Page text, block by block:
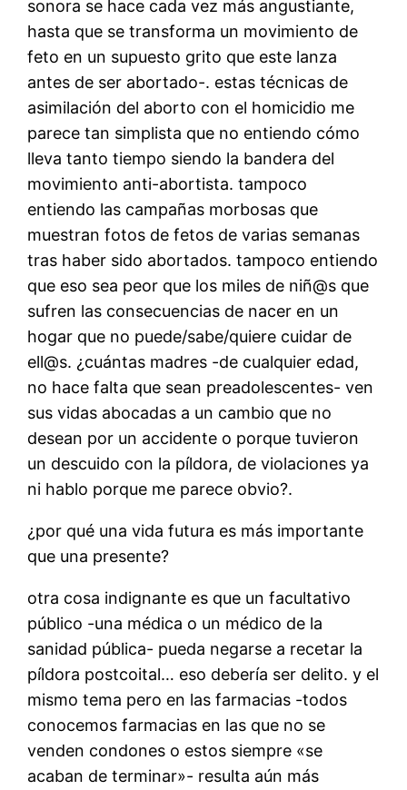
sonora se hace cada vez más angustiante,
hasta que se transforma un movimiento de
feto en un supuesto grito que este lanza
antes de ser abortado-. estas técnicas de
asimilación del aborto con el homicidio me
parece tan simplista que no entiendo cómo
lleva tanto tiempo siendo la bandera del
movimiento anti-abortista. tampoco
entiendo las campañas morbosas que
muestran fotos de fetos de varias semanas
tras haber sido abortados. tampoco entiendo
que eso sea peor que los miles de niñ@s que
sufren las consecuencias de nacer en un
hogar que no puede/sabe/quiere cuidar de
ell@s. ¿cuántas madres -de cualquier edad,
no hace falta que sean preadolescentes- ven
sus vidas abocadas a un cambio que no
desean por un accidente o porque tuvieron
un descuido con la píldora, de violaciones ya
ni hablo porque me parece obvio?.
¿por qué una vida futura es más importante
que una presente?
otra cosa indignante es que un facultativo
público -una médica o un médico de la
sanidad pública- pueda negarse a recetar la
píldora postcoital… eso debería ser delito. y el
mismo tema pero en las farmacias -todos
conocemos farmacias en las que no se
venden condones o estos siempre «se
acaban de terminar»- resulta aún más